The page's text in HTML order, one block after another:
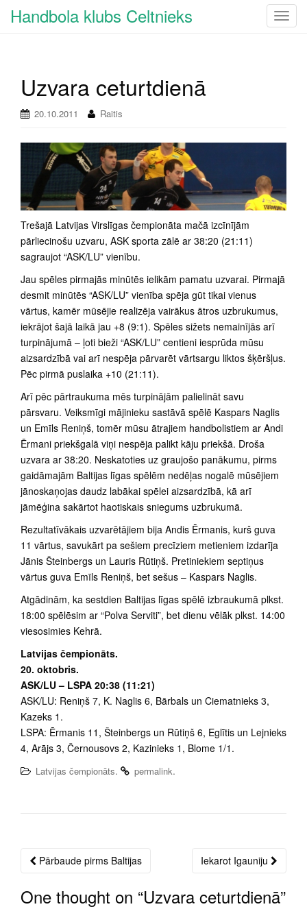
T
v
a
t
Handbola klubs Celtnieks
Uzvara ceturtdienā
20.10.2011 Raitis
Trešajā Latvijas Virslīgas čempionāta mačā izcīnījām
pārliecinošu uzvaru, ASK sporta zālē ar 38:20 (21:11)
sagraujot “ASK/LU” vienību.
Jau spēles pirmajās minūtēs ielikām pamatu uzvarai. Pirmajā
desmit minūtēs “ASK/LU” vienība spēja gūt tikai vienus
vārtus, kamēr mūsējie realizēja vairākus ātros uzbrukumus,
iekrājot šajā laikā jau +8 (9:1). Spēles sižets nemainījās arī
turpinājumā – ļoti bieži “ASK/LU” centieni iesprūda mūsu
aizsardzībā vai arī nespēja pārvarēt vārtsargu liktos šķēršļus.
Pēc pirmā puslaika +10 (21:11).
Arī pēc pārtraukuma mēs turpinājām palielināt savu
pārsvaru. Veiksmīgi mājinieku sastāvā spēlē Kaspars Naglis
un Emīls Reniņš, tomēr mūsu ātrajiem handbolistiem ar Andi
Ērmani priekšgalā viņi nespēja palikt kāju priekšā. Droša
uzvara ar 38:20. Neskatoties uz graujošo panākumu, pirms
gaidāmajām Baltijas līgas spēlēm nedēļas nogalē mūsējiem
jānoskaņojas daudz labākai spēlei aizsardzībā, kā arī
jāmēģina sakārtot haotiskais sniegums uzbrukumā.
Rezultatīvākais uzvarētājiem bija Andis Ērmanis, kurš guva
11 vārtus, savukārt pa sešiem precīziem metieniem izdarīja
Jānis Šteinbergs un Lauris Rūtiņš. Pretiniekiem septiņus
vārtus guva Emīls Reniņš, bet sešus – Kaspars Naglis.
Atgādinām, ka sestdien Baltijas līgas spēlē izbraukumā plkst.
18:00 spēlēsim ar “Polva Serviti”, bet dienu vēlāk plkst. 14:00
viesosimies Kehrā.
Latvijas čempionāts.
20. oktobris.
ASK/LU – LSPA 20:38 (11:21)
ASK/LU: Reniņš 7, K. Naglis 6, Bārbals un Ciematnieks 3,
Kazeks 1.
LSPA: Ērmanis 11, Šteinbergs un Rūtiņš 6, Eglītis un Lejnieks
4, Arājs 3, Černousovs 2, Kazinieks 1, Blome 1/1.
Latvijas čempionāts. permalink.
Post
navigation
Pārbaude pirms Baltijas Iekarot Igauniju
One thought on “Uzvara ceturtdienā”